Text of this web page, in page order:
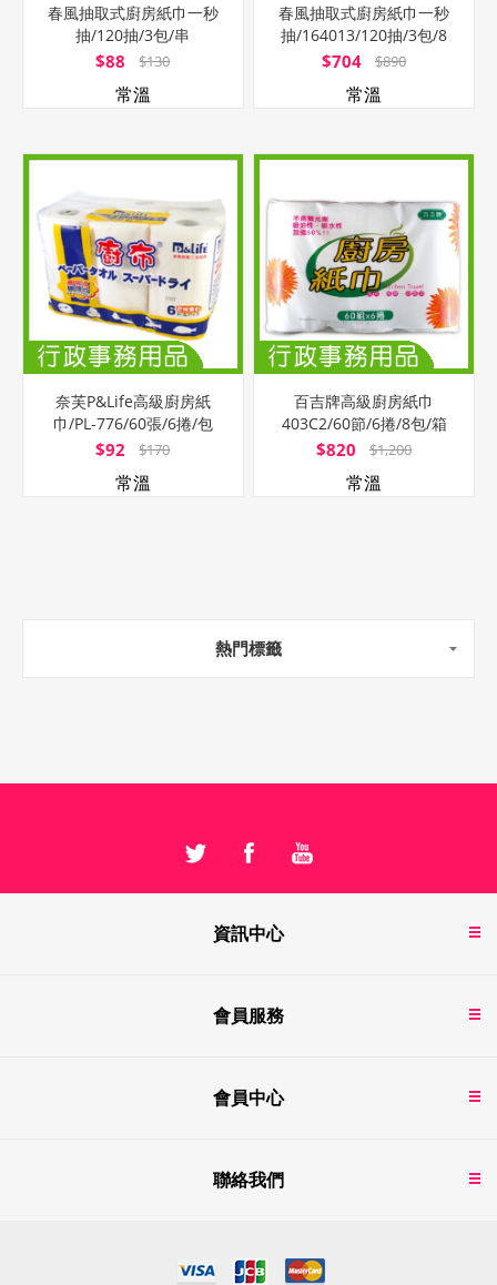
春風抽取式廚房紙巾一秒
抽/120抽/3包/串
$88 $130
常溫
春風抽取式廚房紙巾一秒
抽/164013/120抽/3包/8
串/箱
$704 $890
常溫
奈芙P&Life高級廚房紙
巾/PL-776/60張/6捲/包
$92 $170
常溫
百吉牌高級廚房紙巾
403C2/60節/6捲/8包/箱
$820 $1,200
常溫
熱門標籤
資訊中心
會員服務
會員中心
聯絡我們